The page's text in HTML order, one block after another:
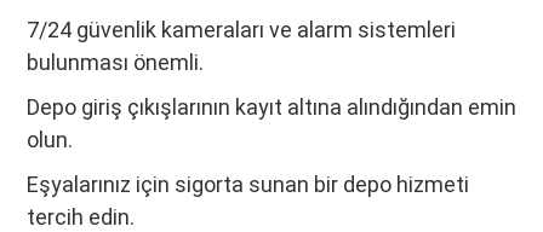
7/24 güvenlik kameraları ve alarm sistemleri
bulunması önemli.
Depo giriş çıkışlarının kayıt altına alındığından emin
olun.
Eşyalarınız için sigorta sunan bir depo hizmeti
tercih edin.